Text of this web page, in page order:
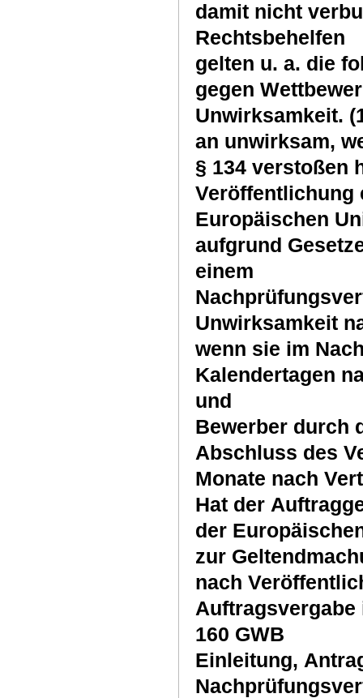
damit nicht
Rechtsbehelfen
gelten u. a. die
gegen
Unwirksamkeit.
an unwirksam,
§ 134 verstoßen
Veröffentlichung
Europäischen
aufgrund
einem
Unwirksamkeit
wenn sie im
Kalendertagen
und
Bewerber durch
Abschluss des
Monate nach
Hat der
der
zur
nach
160 GWB
Einleitung,